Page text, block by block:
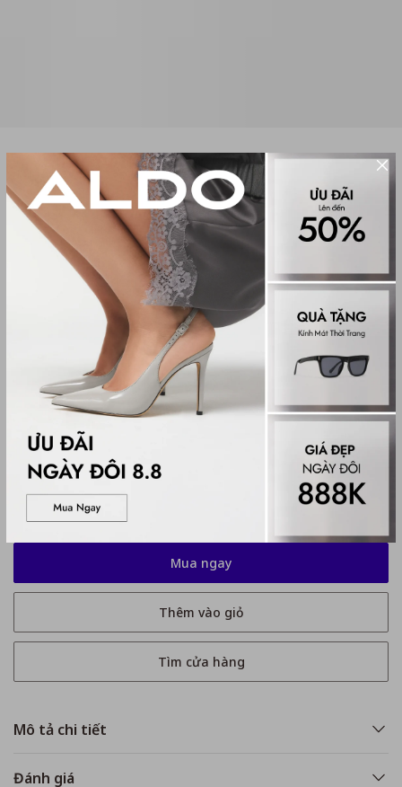
TÚI XÁCH ĐEO CHÉO NỮ ALICIE
(0 đánh giá)
Women Cross & Shoulder
1,950,000₫
DARK RED
Kích thước
No Size
No Size
Mô tả chi tiết
Đánh giá
Tặng quà khi mua bill từ 1 triệu 8
Mua ngay
Thêm vào giỏ
Tìm cửa hàng